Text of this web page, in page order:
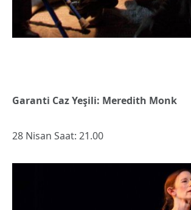
Garanti Caz Yeşili: Meredith Monk
28 Nisan Saat: 21.00